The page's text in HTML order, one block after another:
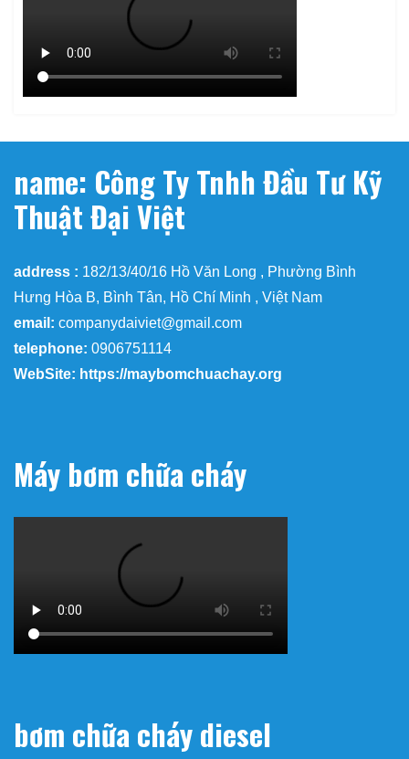
name: Công Ty Tnhh Đầu Tư Kỹ
Thuật Đại Việt
address : 182/13/40/16 Hồ Văn Long , Phường Bình
Hưng Hòa B, Bình Tân, Hồ Chí Minh , Việt Nam
email: companydaiviet@gmail.com
telephone: 0906751114
WebSite: https://maybomchuachay.org
Máy bơm chữa cháy
bơm chữa cháy diesel